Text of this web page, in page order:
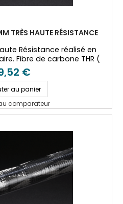
TRÈS HAUTE RÉSISTANCE
Résistance réalisé en
Fibre de carbone THR (
époxy.
€
au panier
comparateur